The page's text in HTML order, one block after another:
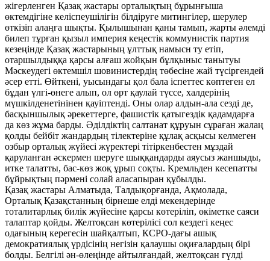
жігерленген Қазақ жастары орталықтың бұрынғыша
өктемдігіне келіспеушілігін білдіруге митингілер, шерулер
өткізіп алаңға шықты. Қылышынан қаны тамып, жарты әлемді
билеп тұрған қызыл империя кеңестік коммунистік партия
кезеңінде Қазақ жастарының ұлттық намысн ту етіп,
отаршылдыққа қарсы алғаш жойқын бұлқыныс танытуы
Мәскеудегі өктемшіл шовинистердің төбесіне жай түсіргендей
әсер етті. Өйткені, уысындағы қол бала іспеттес көптеген ел
бұдан үлгі-өнеге алып, ол өрт қаулай түссе, халдерінің
мүшкілденетінінен қауіптенді. Оны олар алдын-ала сезді де,
басқыншылық әрекеттерге, фашистік қатыгездік қадамдарға
да көз жұма барды. Әділдіктің салтанат құруын сұраған жалаң
қолды бейбіт жандардың тілектеріне құлақ асқысы келмеген
озбыр орталық жүйесі жүректері тітіркенбестен мұздай
қаруланған әскермен шеруге шыққандарды аяусыз жаншыды,
итке талатты, бас-көз жоқ ұрып соқты. Кремльден кесепатты
бұйрықтың пәрмені солай аласапыран құбылды.
Қазақ жастары Алматыда, Талдықорғанда, Ақмолада,
Орталық Қазақстанның бірнеше елді мекендерінде
тоталитарлық билік жүйесіне қарсы көтеріліп, өкіметке саяси
талаптар қойды. Желтоқсан көтерілісі сол кездегі кеңес
одағының керегесін шайқалтып, КСРО-дағы ашық
демократиялық үрдісінің негізін қалаушы оқиғалардың бірі
болды. Белгілі ән-өлеңінде айтылғандай, желтоқсан гүлді